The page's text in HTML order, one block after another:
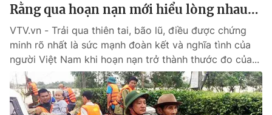
Rằng qua hoạn nạn mới hiểu lòng nhau…
VTV.vn - Trải qua thiên tai, bão lũ, điều được chứng
minh rõ nhất là sức mạnh đoàn kết và nghĩa tình của
người Việt Nam khi hoạn nạn trở thành thước đo của...